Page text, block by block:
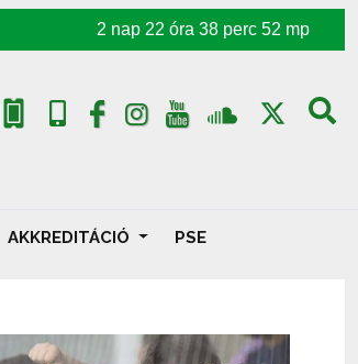
2 nap 22 óra 38 perc 50 mp
AKKREDITÁCIÓ PSE